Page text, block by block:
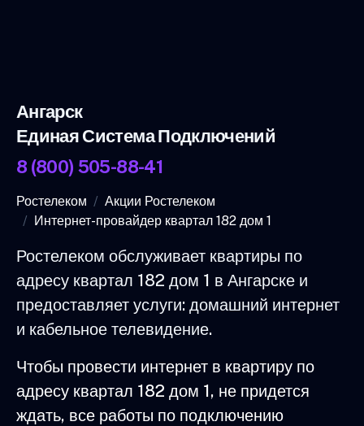
Ангарск
Единая Система Подключений
8 (800) 505-88-41
Ростелеком
Акции Ростелеком
Интернет-провайдер квартал 182 дом 1
Ростелеком обслуживает квартиры по
адресу квартал 182 дом 1 в Ангарске и
предоставляет услуги: домашний интернет
и кабельное телевидение.
Чтобы провести интернет в квартиру по
адресу квартал 182 дом 1, не придется
ждать, все работы по подключению